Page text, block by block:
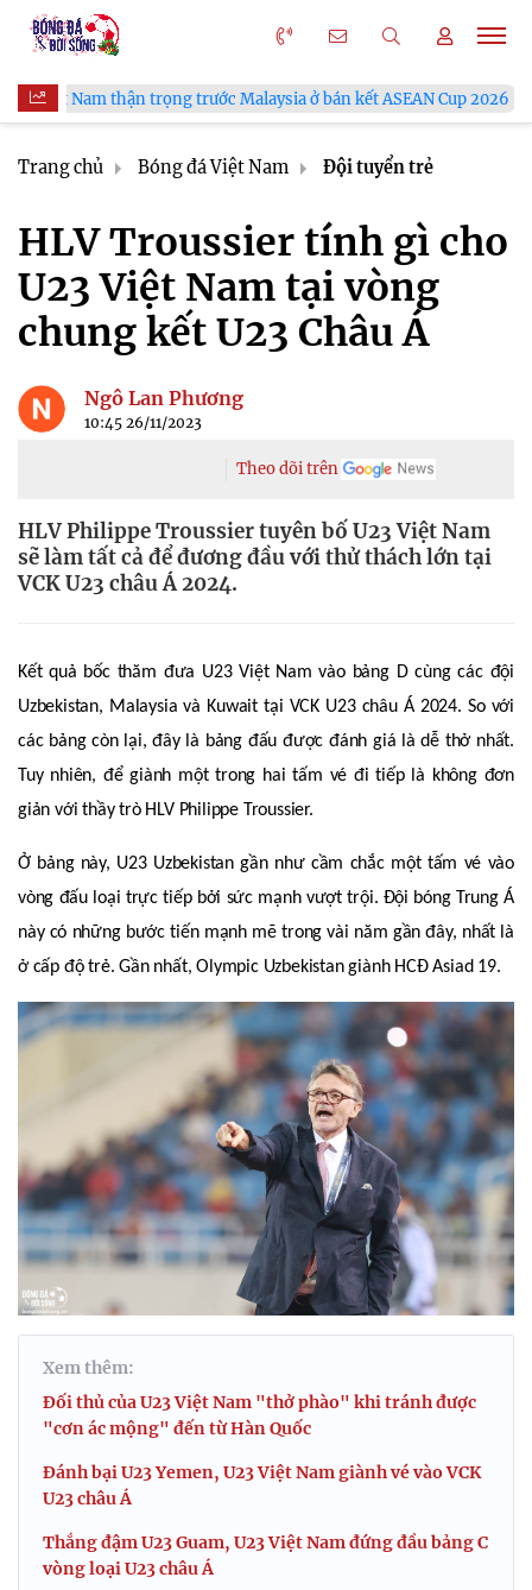
Malaysia ở bán kết ASEAN Cup 2026 VFF công bố lịch
Trang chủ Bóng đá Việt Nam Đội tuyển trẻ
HLV Troussier tính gì cho
U23 Việt Nam tại vòng
chung kết U23 Châu Á
Ngô Lan Phương
10:45 26/11/2023
Theo dõi trên
HLV Philippe Troussier tuyên bố U23 Việt Nam
sẽ làm tất cả để đương đầu với thử thách lớn tại
VCK U23 châu Á 2024.
Kết quả bốc thăm đưa U23 Việt Nam vào bảng D cùng các đội
Uzbekistan, Malaysia và Kuwait tại VCK U23 châu Á 2024. So với
các bảng còn lại, đây là bảng đấu được đánh giá là dễ thở nhất.
Tuy nhiên, để giành một trong hai tấm vé đi tiếp là không đơn
giản với thầy trò HLV Philippe Troussier.
Ở bảng này, U23 Uzbekistan gần như cầm chắc một tấm vé vào
vòng đấu loại trực tiếp bởi sức mạnh vượt trội. Đội bóng Trung Á
này có những bước tiến mạnh mẽ trong vài năm gần đây, nhất là
ở cấp độ trẻ. Gần nhất, Olympic Uzbekistan giành HCĐ Asiad 19.
Xem thêm:
Đối thủ của U23 Việt Nam "thở phào" khi tránh được
"cơn ác mộng" đến từ Hàn Quốc
Đánh bại U23 Yemen, U23 Việt Nam giành vé vào VCK
U23 châu Á
Thắng đậm U23 Guam, U23 Việt Nam đứng đầu bảng C
vòng loại U23 châu Á